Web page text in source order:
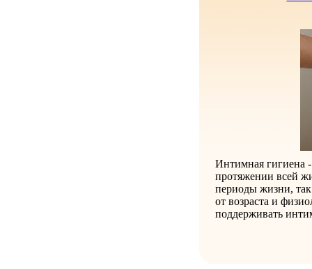
Интимная гигиена
протяжении всей
периоды жизни, так
от возраста и
поддерживать